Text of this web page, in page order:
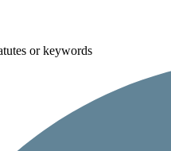
or keywords